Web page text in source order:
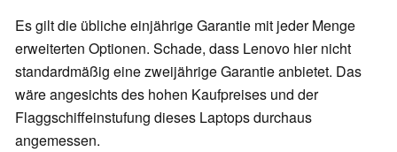
Es gilt die übliche einjährige Garantie mit jeder Menge
erweiterten Optionen. Schade, dass Lenovo hier nicht
standardmäßig eine zweijährige Garantie anbietet. Das
wäre angesichts des hohen Kaufpreises und der
Flaggschiffeinstufung dieses Laptops durchaus
angemessen.